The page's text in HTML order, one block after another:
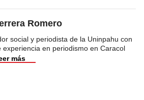
Romero
social y periodista de la Uninpahu con
experiencia en periodismo en Caracol
más